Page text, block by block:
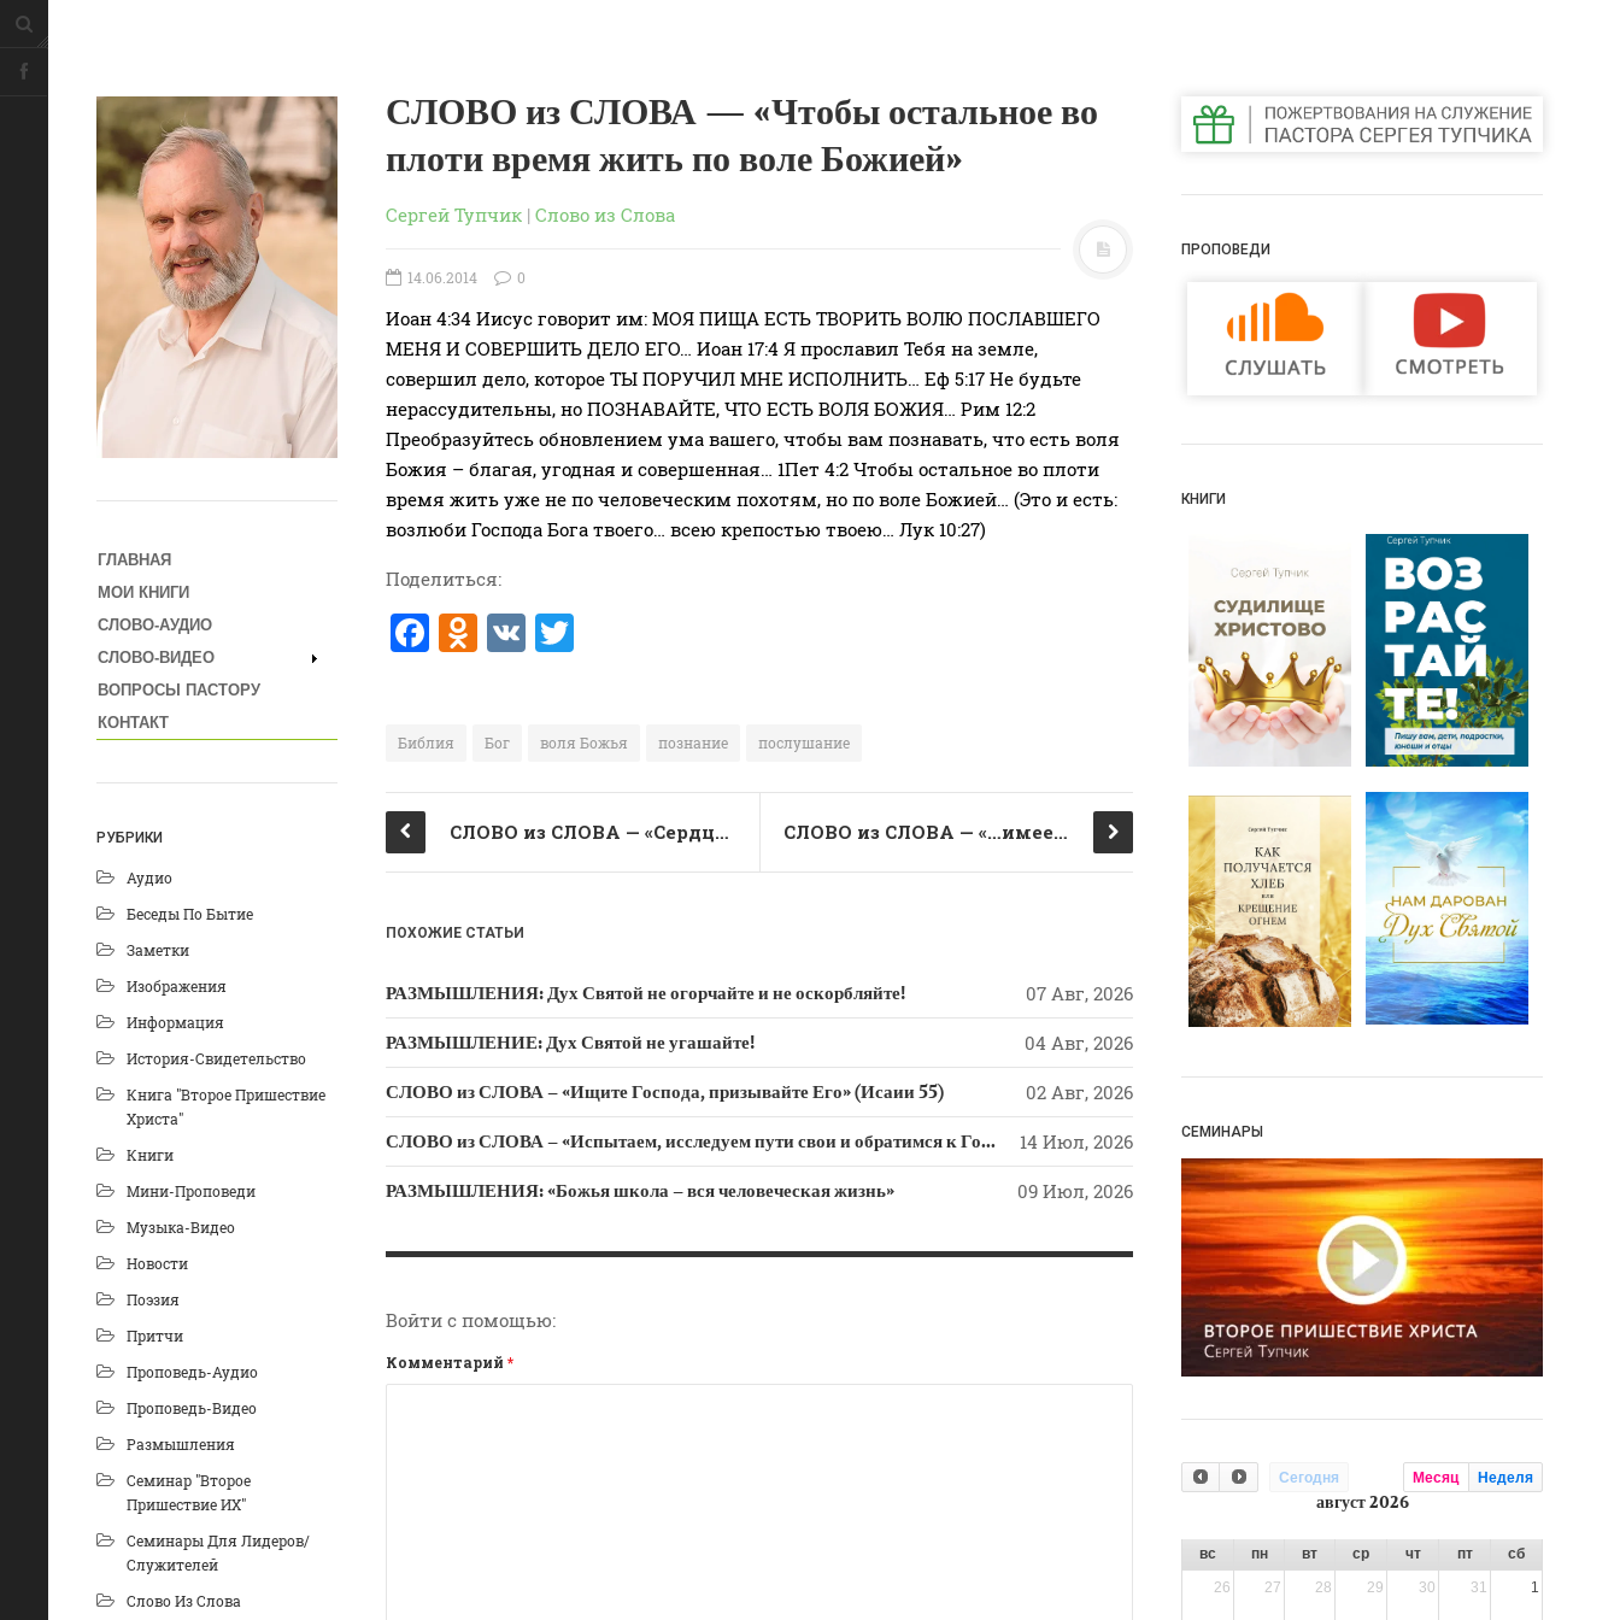
ГЛАВНАЯ
МОИ КНИГИ
СЛОВО-АУДИО
СЛОВО-ВИДЕО
ВОПРОСЫ ПАСТОРУ
КОНТАКТ
РУБРИКИ
Аудио
Беседы По Бытие
Заметки
Изображения
Информация
История-Свидетельство
Книга "Второе Пришествие
Христа"
Книги
Мини-Проповеди
Музыка-Видео
Новости
Поэзия
Притчи
Проповедь-Аудио
Проповедь-Видео
Размышления
Семинар "Второе
Пришествие ИХ"
Семинары Для Лидеров/
Служителей
Слово Из Слова
СЛОВО из СЛОВА — «Чтобы остальное во
плоти время жить по воле Божией»
Сергей Тупчик | Слово из Слова
14.06.2014 0
Иоан 4:34 Иисус говорит им: МОЯ ПИЩА ЕСТЬ ТВОРИТЬ ВОЛЮ ПОСЛАВШЕГО
МЕНЯ И СОВЕРШИТЬ ДЕЛО ЕГО… Иоан 17:4 Я прославил Тебя на земле,
совершил дело, которое ТЫ ПОРУЧИЛ МНЕ ИСПОЛНИТЬ… Еф 5:17 Не будьте
нерассудительны, но ПОЗНАВАЙТЕ, ЧТО ЕСТЬ ВОЛЯ БОЖИЯ… Рим 12:2
Преобразуйтесь обновлением ума вашего, чтобы вам познавать, что есть воля
Божия – благая, угодная и совершенная… 1Пет 4:2 Чтобы остальное во плоти
время жить уже не по человеческим похотям, но по воле Божией… (Это и есть:
возлюби Господа Бога твоего… всею крепостью твоею… Лук 10:27)
Поделиться:
F
a
e
b
o
O
d
o
kl
a
ss
ki
V
K
te
r
Библия Бог воля Божья познание послушание
СЛОВО из СЛОВА — «Сердце мое и плоть моя восторгаются к Богу живому» СЛОВО из СЛОВА — «…имеем дерзновение к Богу…»
ПОХОЖИЕ СТАТЬИ
РАЗМЫШЛЕНИЯ: Дух Святой не огорчайте и не оскорбляйте! 07 Авг, 2026
РАЗМЫШЛЕНИЕ: Дух Святой не угашайте! 04 Авг, 2026
СЛОВО из СЛОВА – «Ищите Господа, призывайте Его» (Исаии 55) 02 Авг, 2026
СЛОВО из СЛОВА – «Испытаем, исследуем пути свои и обратимся к Господу» 14 Июл, 2026
РАЗМЫШЛЕНИЯ: «Божья школа – вся человеческая жизнь» 09 Июл, 2026
Войти с помощью:
Комментарий *
ПРОПОВЕДИ
КНИГИ
СЕМИНАРЫ
Сегодня Месяц Неделя
август 2026
вс пн вт ср чт пт
сб
26
27 28 29 30 31 1